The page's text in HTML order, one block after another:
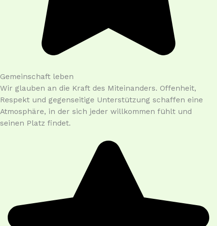
Gemeinschaft leben
Wir glauben an die Kraft des Miteinanders. Offenheit,
Respekt und gegenseitige Unterstützung schaffen eine
Atmosphäre, in der sich jeder willkommen fühlt und
seinen Platz findet.